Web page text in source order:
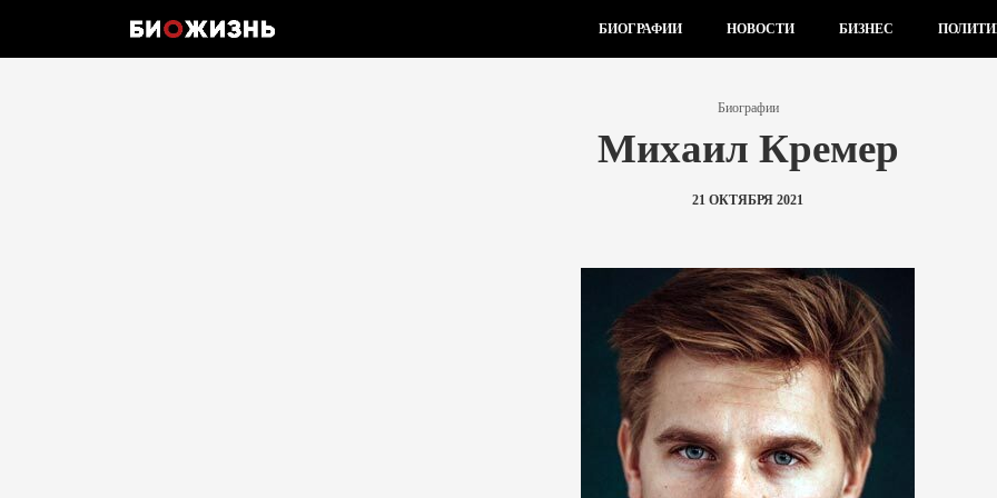
БИОГРАФИИ НОВОСТИ БИЗНЕС
Биографии
Михаил Кремер
21 ОКТЯБРЯ 2021